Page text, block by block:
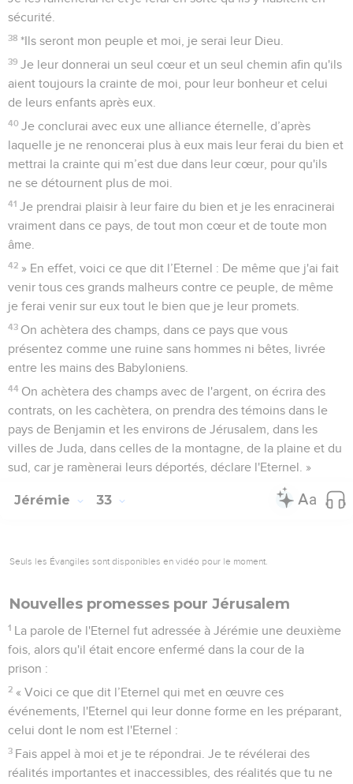
sécurité.
38 *Ils seront mon peuple et moi, je serai leur Dieu.
39 Je leur donnerai un seul cœur et un seul chemin afin qu'ils
aient toujours la crainte de moi, pour leur bonheur et celui
de leurs enfants après eux.
40 Je conclurai avec eux une alliance éternelle, d’après
laquelle je ne renoncerai plus à eux mais leur ferai du bien et
mettrai la crainte qui m’est due dans leur cœur, pour qu'ils
ne se détournent plus de moi.
41 Je prendrai plaisir à leur faire du bien et je les enracinerai
vraiment dans ce pays, de tout mon cœur et de toute mon
âme.
42 » En effet, voici ce que dit l’Eternel : De même que j'ai fait
venir tous ces grands malheurs contre ce peuple, de même
je ferai venir sur eux tout le bien que je leur promets.
43 On achètera des champs, dans ce pays que vous
présentez comme une ruine sans hommes ni bêtes, livrée
entre les mains des Babyloniens.
44 On achètera des champs avec de l'argent, on écrira des
contrats, on les cachètera, on prendra des témoins dans le
pays de Benjamin et les environs de Jérusalem, dans les
villes de Juda, dans celles de la montagne, de la plaine et du
sud, car je ramènerai leurs déportés, déclare l'Eternel. »
Jérémie 33
Seuls les Évangiles sont disponibles en vidéo pour le moment.
Nouvelles promesses pour Jérusalem
1 La parole de l'Eternel fut adressée à Jérémie une deuxième
fois, alors qu'il était encore enfermé dans la cour de la
prison :
2 « Voici ce que dit l’Eternel qui met en œuvre ces
événements, l'Eternel qui leur donne forme en les préparant,
celui dont le nom est l'Eternel :
3 Fais appel à moi et je te répondrai. Je te révélerai des
réalités importantes et inaccessibles, des réalités que tu ne